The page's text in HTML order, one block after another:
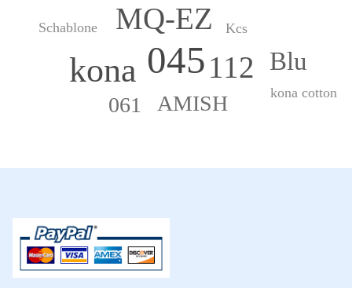
045
kona
MQ-EZ
112 Blu
AMISH
061
Kcs
Schablone
kona cotton